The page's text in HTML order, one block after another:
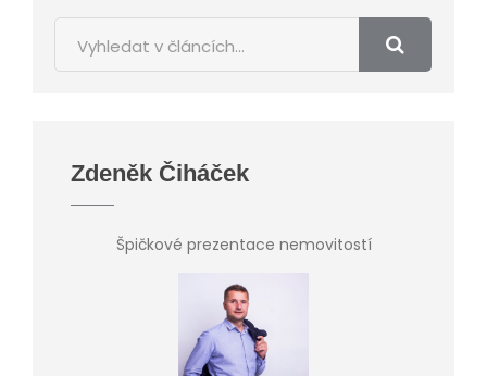
Zdeněk Čiháček
Špičkové prezentace nemovitostí